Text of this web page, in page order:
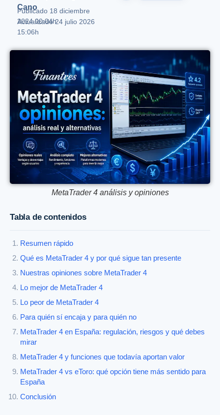
Cano
Publicado 18 diciembre
2024 00:04h
Actualizado 24 julio 2026
15:06h
MetaTrader 4 análisis y opiniones
Tabla de contenidos
Resumen rápido
Qué es MetaTrader 4 y por qué sigue tan presente
Nuestras opiniones sobre MetaTrader 4
Lo mejor de MetaTrader 4
Lo peor de MetaTrader 4
Para quién sí encaja y para quién no
MetaTrader 4 en España: regulación, riesgos y qué debes
mirar
MetaTrader 4 y funciones que todavía aportan valor
MetaTrader 4 vs eToro: qué opción tiene más sentido para
España
Conclusión